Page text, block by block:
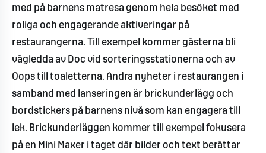
med på barnens matresa genom hela besöket med
roliga och engagerande aktiveringar på
restaurangerna. Till exempel kommer gästerna bli
vägledda av Doc vid sorteringsstationerna och av
Oops till toaletterna. Andra nyheter i restaurangen i
samband med lanseringen är brickunderlägg och
bordstickers på barnens nivå som kan engagera till
lek. Brickunderläggen kommer till exempel fokusera
på en Mini Maxer i taget där bilder och text berättar